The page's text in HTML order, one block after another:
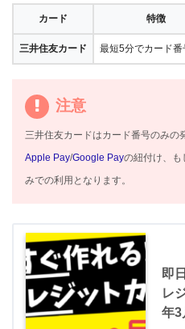
カード 特徴
三井住友カード 最短5分でカード番
注意
三井住友カードはカード番号のみの
Apple Pay/Google Payの紐付け、も
みでの利用となります。
即
レ
年3